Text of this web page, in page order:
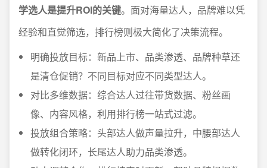
学选人是提升ROI的关键。面对海量达人，品牌难以凭
经验和直觉筛选，排行榜则极大简化了决策流程。
明确投放目标：新品上市、品类渗透、品牌种草还
是清仓促销？不同目标对应不同类型达人。
对比多维数据：综合达人过往带货数据、粉丝画
像、内容风格，利用排行榜一站式过滤。
投放组合策略：头部达人做声量拉升，中腰部达人
做转化闭环，长尾达人助力品类渗透。